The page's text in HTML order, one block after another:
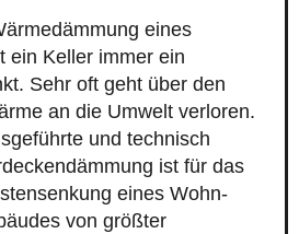
eines
ein Keller immer ein
Sehr oft geht über den
an die Umwelt verloren.
und technisch
ist für das
eines Wohn-
von größter